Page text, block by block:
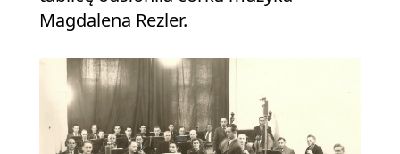
Magdalena Rezler.